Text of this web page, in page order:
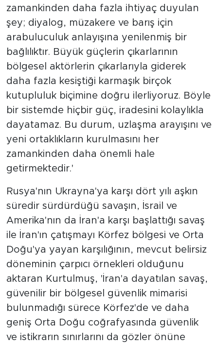
zamankinden daha fazla ihtiyaç duyulan
şey; diyalog, müzakere ve barış için
arabuluculuk anlayışına yenilenmiş bir
bağlılıktır. Büyük güçlerin çıkarlarının
bölgesel aktörlerin çıkarlarıyla giderek
daha fazla kesiştiği karmaşık birçok
kutupluluk biçimine doğru ilerliyoruz. Böyle
bir sistemde hiçbir güç, iradesini kolaylıkla
dayatamaz. Bu durum, uzlaşma arayışını ve
yeni ortaklıkların kurulmasını her
zamankinden daha önemli hale
getirmektedir.'
Rusya'nın Ukrayna'ya karşı dört yılı aşkın
süredir sürdürdüğü savaşın, İsrail ve
Amerika'nın da İran'a karşı başlattığı savaş
ile İran'ın çatışmayı Körfez bölgesi ve Orta
Doğu'ya yayan karşılığının, mevcut belirsiz
döneminin çarpıcı örnekleri olduğunu
aktaran Kurtulmuş, 'İran'a dayatılan savaş,
güvenilir bir bölgesel güvenlik mimarisi
bulunmadığı sürece Körfez'de ve daha
geniş Orta Doğu coğrafyasında güvenlik
ve istikrarın sınırlarını da gözler önüne